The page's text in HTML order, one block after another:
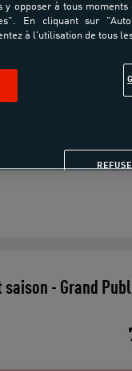
un parcours de
différents profils
et faire les soins
saison - Grand
y opposer à tous
En cliquant sur
à l'utilisation de tous